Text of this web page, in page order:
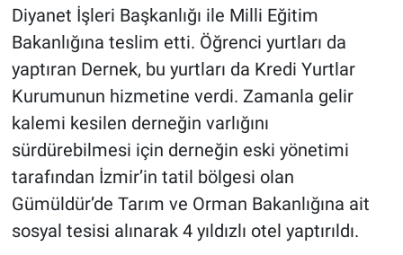
Diyanet İşleri Başkanlığı ile Milli Eğitim
Bakanlığına teslim etti. Öğrenci yurtları da
yaptıran Dernek, bu yurtları da Kredi Yurtlar
Kurumunun hizmetine verdi. Zamanla gelir
kalemi kesilen derneğin varlığını
sürdürebilmesi için derneğin eski yönetimi
tarafından İzmir’in tatil bölgesi olan
Gümüldür’de Tarım ve Orman Bakanlığına ait
sosyal tesisi alınarak 4 yıldızlı otel yaptırıldı.